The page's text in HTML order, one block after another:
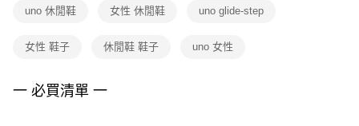
客戶支援中心」
https://netprotections.freshdesk.com/support/home
１．透過由恩沛科技股份有限公司提供之「AFTEE先享後付」服務完成之交
２．關於個人資料處理事宜，請瀏覽以下網址：
uno 休閒鞋 女性 休閒鞋 uno glide-step
女性 鞋子 休閒鞋 鞋子 uno 女性
一 必買清單 一